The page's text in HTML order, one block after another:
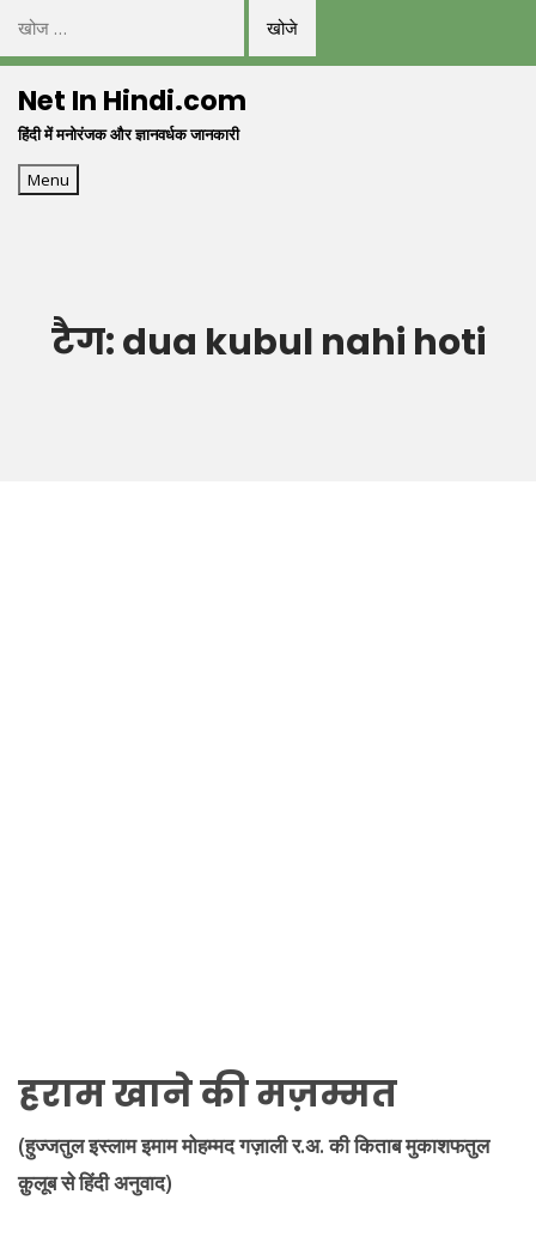
निम्न
को
खोजें:Net In Hindi.com
हिंदी में मनोरंजक और ज्ञानवर्धक जानकारी
Menu
टैग:dua kubul nahi hoti
हराम खाने की मज़म्मत
(हुज्जतुल इस्लाम इमाम मोहम्मद गज़ाली र.अ. की किताब मुकाशफतुल
क़ुलूब से हिंदी अनुवाद)